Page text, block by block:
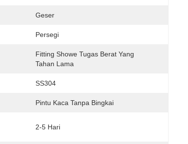
Geser
Persegi
Fitting Showe Tugas Berat Yang
Tahan Lama
SS304
Pintu Kaca Tanpa Bingkai
2-5 Hari